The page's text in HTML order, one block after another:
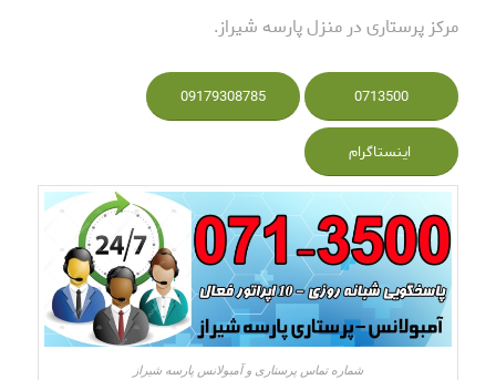
مرکز پرستاری در منزل پارسه شیراز.
0713500
09179308785
اینستاگرام
شماره تماس پرستاری و آمبولانس پارسه شیراز